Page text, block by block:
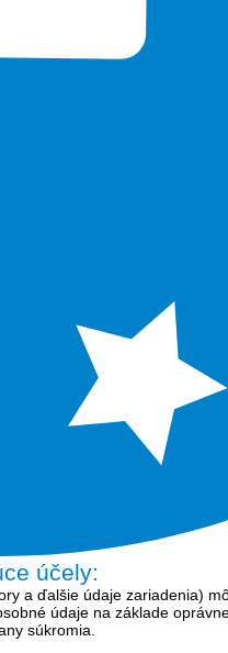
účely:
a ďalšie údaje zariadenia)
údaje na základe
súkromia.